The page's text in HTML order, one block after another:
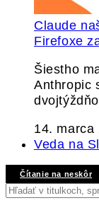
Claude
Firefoxe
Šiestho
Anthropic
14. marca
Veda na
Čítanie na neskôr